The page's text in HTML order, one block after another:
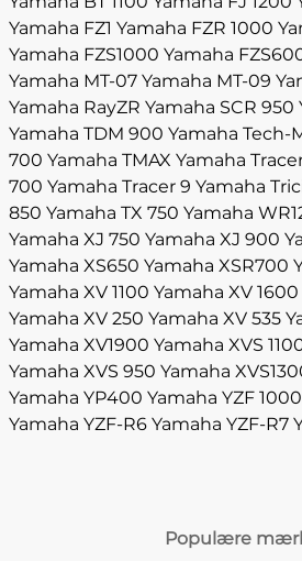
Yamaha FZ1 Yamaha FZR 1000
Yamaha FZS1000 Yamaha
Yamaha MT-07 Yamaha MT-09
Yamaha RayZR Yamaha SCR 950
Yamaha TDM 900 Yamaha Tech-
700 Yamaha TMAX Yamaha
700 Yamaha Tracer 9 Yamaha
850 Yamaha TX 750 Yamaha
Yamaha XJ 750 Yamaha XJ 900
Yamaha XS650 Yamaha XSR700
Yamaha XV 1100 Yamaha XV 1600
Yamaha XV 250 Yamaha XV 535
Yamaha XV1900 Yamaha XVS
Yamaha XVS 950 Yamaha
Yamaha YP400 Yamaha YZF 1000
Yamaha YZF-R6 Yamaha YZF-R7
Populære